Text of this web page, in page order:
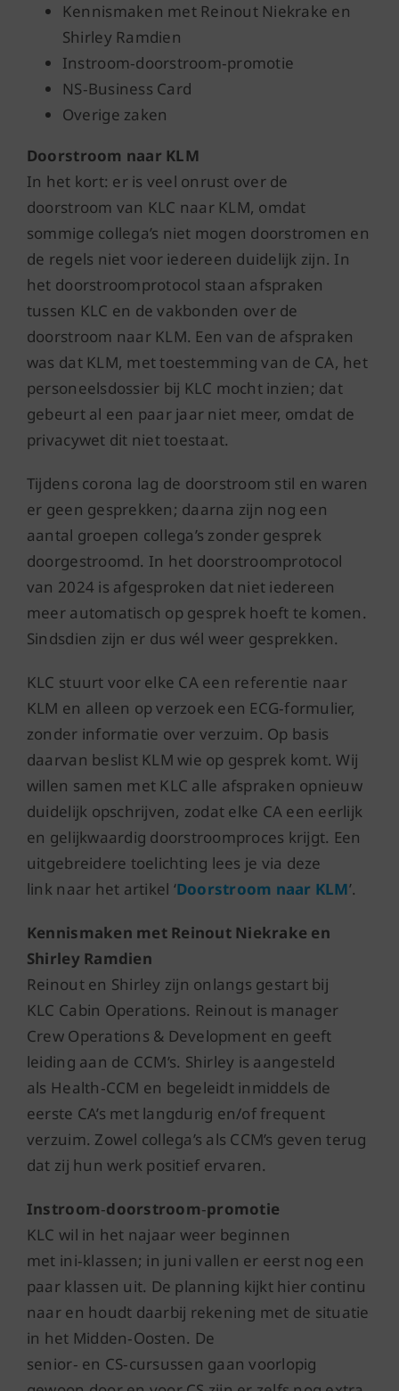
Kennismaken met Reinout Niekrake en
Shirley Ramdien
Instroom‑doorstroom‑promotie
NS‑Business Card
Overige zaken
Doorstroom naar KLM
In het kort: er is veel onrust over de
doorstroom van KLC naar KLM, omdat
sommige collega’s niet mogen doorstromen en
de regels niet voor iedereen duidelijk zijn. In
het doorstroomprotocol staan afspraken
tussen KLC en de vakbonden over de
doorstroom naar KLM. Een van de afspraken
was dat KLM, met toestemming van de CA, het
personeelsdossier bij KLC mocht inzien; dat
gebeurt al een paar jaar niet meer, omdat de
privacywet dit niet toestaat.
Tijdens corona lag de doorstroom stil en waren
er geen gesprekken; daarna zijn nog een
aantal groepen collega’s zonder gesprek
doorgestroomd. In het doorstroomprotocol
van 2024 is afgesproken dat niet iedereen
meer automatisch op gesprek hoeft te komen.
Sindsdien zijn er dus wél weer gesprekken.
KLC stuurt voor elke CA een referentie naar
KLM en alleen op verzoek een ECG‑formulier,
zonder informatie over verzuim. Op basis
daarvan beslist KLM wie op gesprek komt. Wij
willen samen met KLC alle afspraken opnieuw
duidelijk opschrijven, zodat elke CA een eerlijk
en gelijkwaardig doorstroomproces krijgt. Een
uitgebreidere toelichting lees je via deze
link naar het artikel ‘Doorstroom naar KLM’.
Kennismaken met Reinout Niekrake en
Shirley Ramdien
Reinout en Shirley zijn onlangs gestart bij
KLC Cabin Operations. Reinout is manager
Crew Operations & Development en geeft
leiding aan de CCM’s. Shirley is aangesteld
als Health‑CCM en begeleidt inmiddels de
eerste CA’s met langdurig en/of frequent
verzuim. Zowel collega’s als CCM’s geven terug
dat zij hun werk positief ervaren.
Instroom‑doorstroom‑promotie
KLC wil in het najaar weer beginnen
met ini‑klassen; in juni vallen er eerst nog een
paar klassen uit. De planning kijkt hier continu
naar en houdt daarbij rekening met de situatie
in het Midden‑Oosten. De
senior‑ en CS‑cursussen gaan voorlopig